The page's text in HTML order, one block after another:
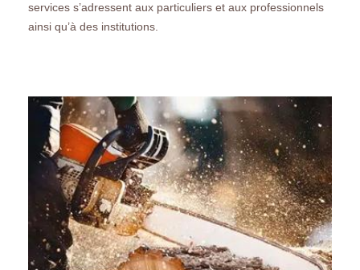
services s’adressent aux particuliers et aux professionnels
ainsi qu’à des institutions.